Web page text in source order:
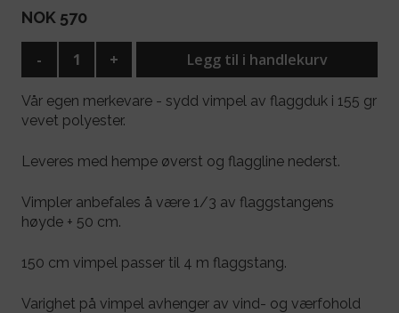
NOK 570
- + Legg til i handlekurv
Vår egen merkevare - sydd vimpel av flaggduk i 155 gr
vevet polyester.
Leveres med hempe øverst og flaggline nederst.
Vimpler anbefales å være 1/3 av flaggstangens
høyde + 50 cm.
150 cm vimpel passer til 4 m flaggstang.
Varighet på vimpel avhenger av vind- og værfohold